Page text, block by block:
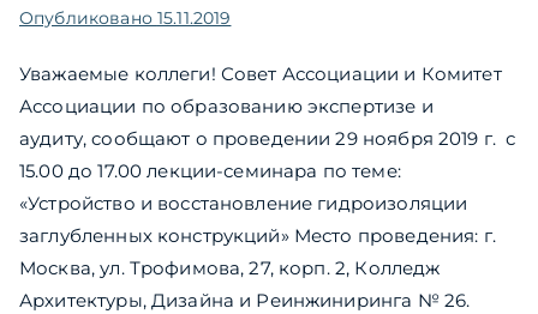
Опубликовано 15.11.2019
Уважаемые коллеги! Совет Ассоциации и Комитет
Ассоциации по образованию экспертизе и
аудиту, cообщают о проведении 29 ноября 2019 г. с
15.00 до 17.00 лекции-семинара по теме:
«Устройство и восстановление гидроизоляции
заглубленных конструкций» Место проведения: г.
Москва, ул. Трофимова, 27, корп. 2, Колледж
Архитектуры, Дизайна и Реинжиниринга № 26.